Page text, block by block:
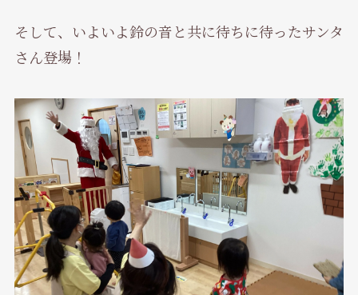
そして、いよいよ鈴の音と共に待ちに待ったサンタ
さん登場！